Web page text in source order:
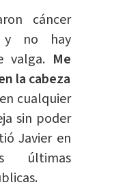
cáncer
y no hay
valga. Me
la cabeza
cualquier
sin poder
Javier en
últimas